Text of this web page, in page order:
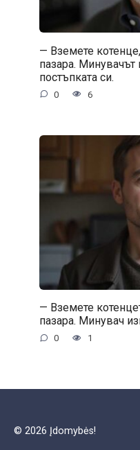
— Вземете
пазара.
постъпката си.
0 6
— Вземете
пазара. Минувач
0 1
© 2026 Įdomybės!